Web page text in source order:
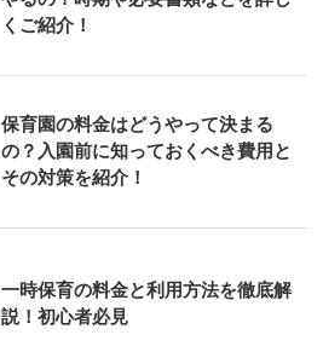
くご紹介！
保育園の料金はどうやって決まる
の？入園前に知っておくべき費用と
その対策を紹介！
一時保育の料金と利用方法を徹底解
説！初心者必見